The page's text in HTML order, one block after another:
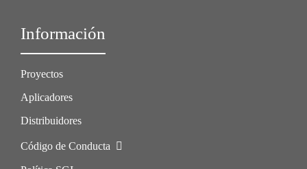
Información
Proyectos
Aplicadores
Distribuidores
Código de Conducta